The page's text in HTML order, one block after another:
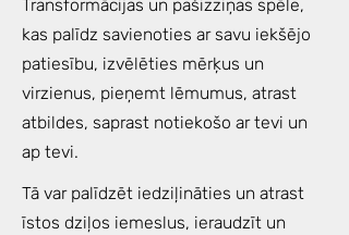
Transformācijas un pašizziņas spēle,
kas palīdz savienoties ar savu iekšējo
patiesību, izvēlēties mērķus un
virzienus, pieņemt lēmumus, atrast
atbildes, saprast notiekošo ar tevi un
ap tevi.
Tā var palīdzēt iedziļināties un atrast
īstos dziļos iemeslus, ieraudzīt un